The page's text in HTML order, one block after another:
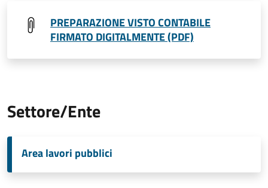
PREPARAZIONE VISTO CONTABILE
FIRMATO DIGITALMENTE (PDF)
Settore/Ente
Area lavori pubblici